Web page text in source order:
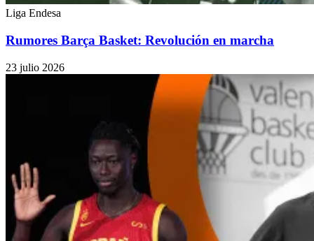
Liga Endesa
Rumores Barça Basket: Revolución en marcha
23 julio 2026